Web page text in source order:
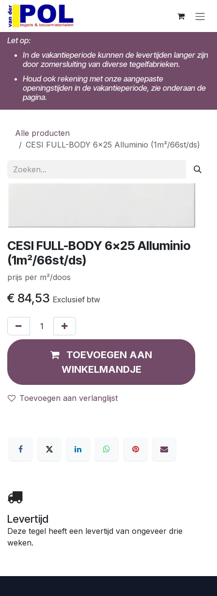
Overslaan naar inhoud
Let op:
In de vakantieperiode kunnen de levertijden langer zijn
door zomersluiting van diverse tegelfabrieken.
Houd ook rekening met onze aangepaste
openingstijden in de vakantieperiode, zie onderaan de
pagina.
Alle producten
CESI FULL-BODY 6x25 Alluminio (1m²/66st/ds)
CESI FULL-BODY 6x25 Alluminio
(1m²/66st/ds)
prijs per m²/doos
€ 84,53 Exclusief btw
TOEVOEGEN AAN
WINKELMANDJE
Toevoegen aan verlanglijst
Levertijd
Deze tegel heeft een levertijd van ongeveer drie
weken.